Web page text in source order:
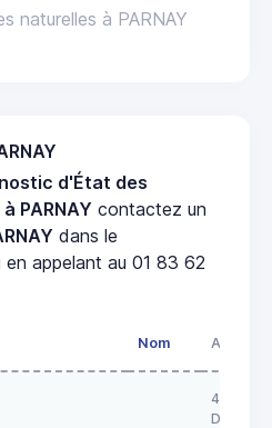
naturelles à PARNAY
d'État des
PARNAY contactez un
dans le
en appelant au 01 83 62
Nom Adresse
43 RUE